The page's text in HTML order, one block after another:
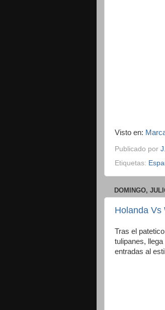
Visto en:
Publicado por
Etiquetas:
DOMINGO,
Holanda Vs
Tras el
tulipanes,
entradas al